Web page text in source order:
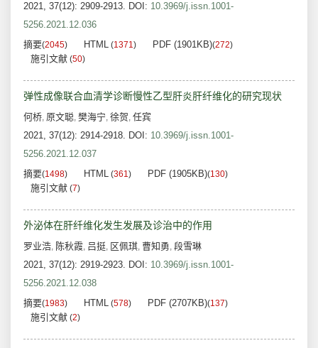
2021, 37(12): 2909-2913. DOI: 10.3969/j.issn.1001-
5256.2021.12.036
摘要(2045) HTML (1371) PDF (1901KB)(272)
施引文献 (50)
弹性成像联合血清学诊断慢性乙型肝炎肝纤维化的研究现状
何桥, 原文聪, 樊海宁, 徐贺, 任宾
2021, 37(12): 2914-2918. DOI: 10.3969/j.issn.1001-
5256.2021.12.037
摘要(1498) HTML (361) PDF (1905KB)(130)
施引文献 (7)
外泌体在肝纤维化发生发展及诊治中的作用
罗业浩, 陈秋霞, 吕挺, 区佩琪, 曹知勇, 段雪琳
2021, 37(12): 2919-2923. DOI: 10.3969/j.issn.1001-
5256.2021.12.038
摘要(1983) HTML (578) PDF (2707KB)(137)
施引文献 (2)